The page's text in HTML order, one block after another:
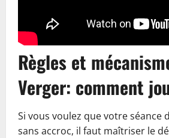
Règles et
Verger: comment
Si vous voulez que votre séance
sans accroc, il faut maîtriser le